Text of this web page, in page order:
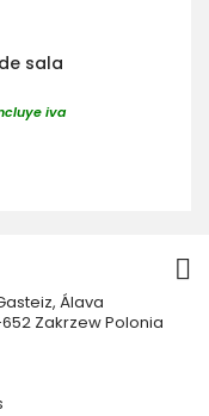
sala
iva
Álava
Zakrzew Polonia